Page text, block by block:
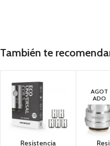
También te
Resistencia
AGOT
ADO